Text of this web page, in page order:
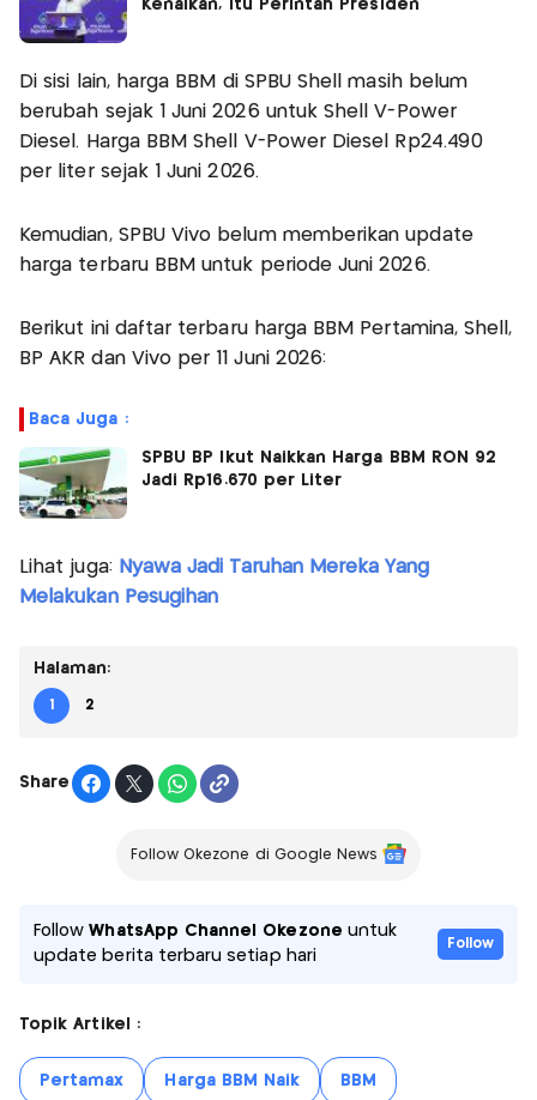
Kenaikan, Itu Perintah Presiden
Di sisi lain, harga BBM di SPBU Shell masih belum
berubah sejak 1 Juni 2026 untuk Shell V-Power
Diesel. Harga BBM Shell V-Power Diesel Rp24.490
per liter sejak 1 Juni 2026.
Kemudian, SPBU Vivo belum memberikan update
harga terbaru BBM untuk periode Juni 2026.
Berikut ini daftar terbaru harga BBM Pertamina, Shell,
BP AKR dan Vivo per 11 Juni 2026:
Baca Juga :
SPBU BP Ikut Naikkan Harga BBM RON 92
Jadi Rp16.670 per Liter
Lihat juga: Nyawa Jadi Taruhan Mereka Yang
Melakukan Pesugihan
Halaman:
1 2
Share
Follow Okezone di Google News
FollowWhatsApp Channel Okezone untuk
update berita terbaru setiap hari
Follow
Topik Artikel :
Pertamax Harga BBM Naik BBM